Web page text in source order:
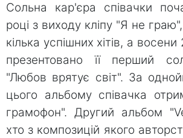
Сольна кар'єра співачки
році з виходу кліпу "Я не
кілька успішних хітів, а
презентовано її перший
"Любов врятує світ". За
цього альбому співачка
грамофон". Другий альбом
хто з композицій якого